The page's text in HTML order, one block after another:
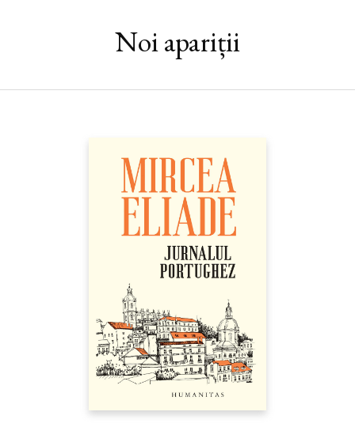
dimineaţă pînă seara, uitînd să mănînc şi aproape şi să respir,
pentru că paginile – pe care de fapt nici nu le mai vedeam –
descriau oameni adevăraţi, nori adevăraţi, oraşe adevărate, pe
o generaţia mea şi cele precedente. Şi că utopia lecturii va
rămîne undeva, pe o colină îndepărtată, ca un mare labirint
Noi apariții